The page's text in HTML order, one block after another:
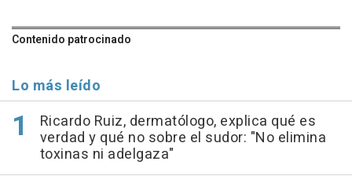
Contenido patrocinado
Lo más leído
Ricardo Ruiz, dermatólogo, explica qué es
verdad y qué no sobre el sudor: "No elimina
toxinas ni adelgaza"